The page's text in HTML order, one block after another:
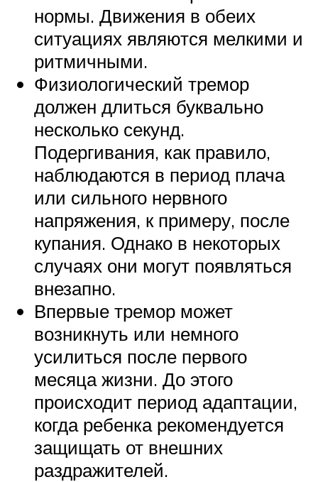
нормы. Движения в обеих
ситуациях являются мелкими и
ритмичными.
Физиологический тремор
должен длиться буквально
несколько секунд.
Подергивания, как правило,
наблюдаются в период плача
или сильного нервного
напряжения, к примеру, после
купания. Однако в некоторых
случаях они могут появляться
внезапно.
Впервые тремор может
возникнуть или немного
усилиться после первого
месяца жизни. До этого
происходит период адаптации,
когда ребенка рекомендуется
защищать от внешних
раздражителей.